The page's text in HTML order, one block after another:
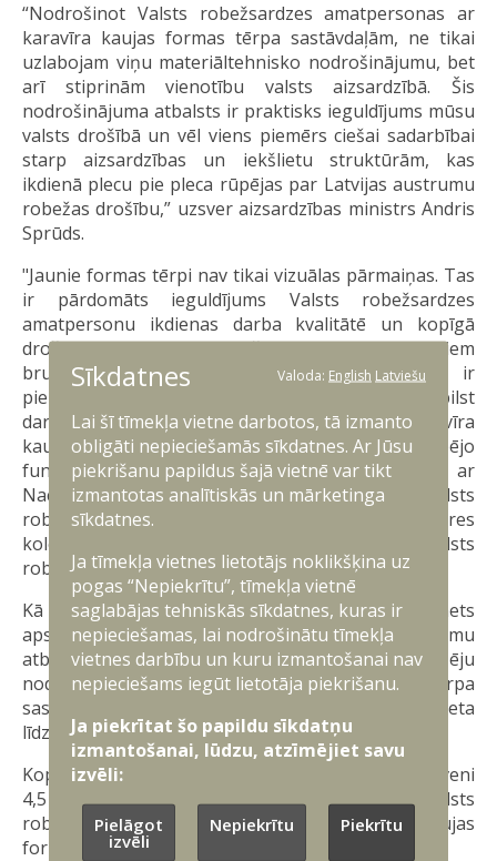
“Nodrošinot Valsts robežsardzes amatpersonas ar
karavīra kaujas formas tērpa sastāvdaļām, ne tikai
uzlabojam viņu materiāltehnisko nodrošinājumu, bet
arī stiprinām vienotību valsts aizsardzībā. Šis
nodrošinājuma atbalsts ir praktisks ieguldījums mūsu
valsts drošībā un vēl viens piemērs ciešai sadarbībai
starp aizsardzības un iekšlietu struktūrām, kas
ikdienā plecu pie pleca rūpējas par Latvijas austrumu
robežas drošību,” uzsver aizsardzības ministrs Andris
Sprūds.
"Jaunie formas tērpi nav tikai vizuālas pārmaiņas. Tas
ir pārdomāts ieguldījums Valsts robežsardzes
amatpersonu ikdienas darba kvalitātē un kopīgā
drošības sistēmas stiprināšanā līdzās Nacionālajiem
bruņotajiem spēkiem. Formas tērpu dizains ir
pielāgots mūsu vides specifikai un lieliski atbilst
darbam uz zaļās robežas. Tāpat pāreja uz karavīra
kaujas formas tērpiem veicinās savstarpējo
funkcionālo saderību un vizuālo vienotību ar
Nacionālajiem bruņotajiem spēkiem. Tādēļ Valsts
robežsardzes vārdā pateicos aizsardzības nozares
kolēģiem par šo nodrošinājumu," tā Valsts
robežsardzes priekšnieks ģenerālis Guntis Pujāts.
Kā ziņots, 2024. gada novembrī Ministru kabinets
apstiprināja Aizsardzības ministrijas priekšlikumu
atbalstīt Valsts robežsardzi, īstenojot vienreizēju
nodrošinājumu ar karavīra kaujas formas tērpa
sastāvdaļām no Aizsardzības ministrijas budžeta
līdzekļiem.
Kopējais vienreizējā atbalsta apjoms sastādīs aptuveni
4,5 miljonus eiro, nodrošinot 2400 Valsts
robežsardzes amatpersonas ar karavīra kaujas
formas tērpu sastāvdaļām.
Sīkdatnes Valoda: English Latviešu
Lai šī tīmekļa vietne darbotos, tā izmanto
obligāti nepieciešamās sīkdatnes. Ar Jūsu
piekrišanu papildus šajā vietnē var tikt
izmantotas analītiskās un mārketinga
sīkdatnes.
Ja tīmekļa vietnes lietotājs noklikšķina uz
pogas “Nepiekrītu”, tīmekļa vietnē
saglabājas tehniskās sīkdatnes, kuras ir
nepieciešamas, lai nodrošinātu tīmekļa
vietnes darbību un kuru izmantošanai nav
nepieciešams iegūt lietotāja piekrišanu.
Ja piekrītat šo papildu sīkdatņu
izmantošanai, lūdzu, atzīmējiet savu
izvēli:
Pielāgot
izvēli
Nepiekrītu Piekrītu